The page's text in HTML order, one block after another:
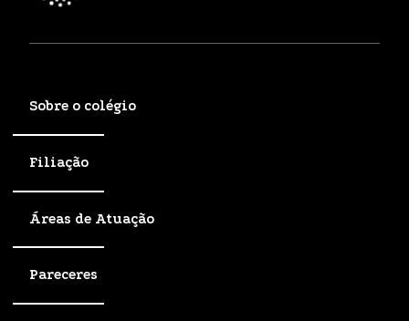
Sobre o colégio
Filiação
Áreas de Atuação
Pareceres